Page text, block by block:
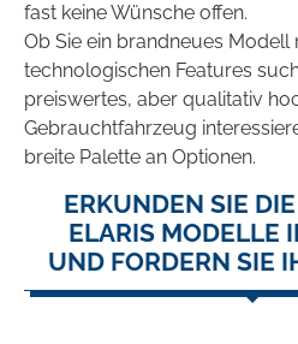
fast keine Wünsche offen.
Ob Sie ein brandneues Modell
technologischen Features
preiswertes, aber qualitativ
Gebrauchtfahrzeug
breite Palette an Optionen.
ERKUNDEN SIE
ELARIS MODELLE
UND FORDERN SIE